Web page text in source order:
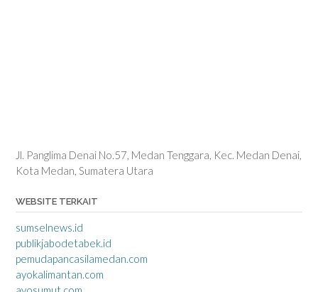
Jl. Panglima Denai No.57, Medan Tenggara, Kec. Medan Denai,
Kota Medan, Sumatera Utara
WEBSITE TERKAIT
sumselnews.id
publikjabodetabek.id
pemudapancasilamedan.com
ayokalimantan.com